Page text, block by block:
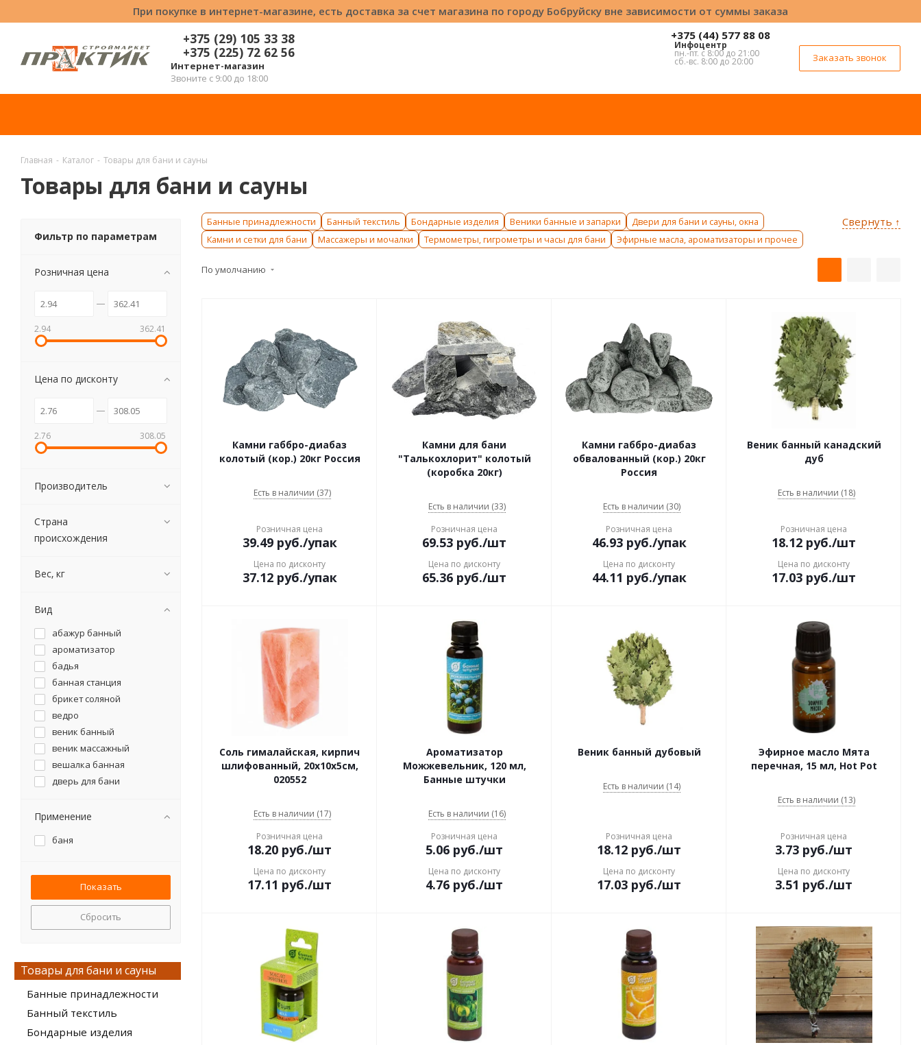
При покупке в интернет-магазине, есть доставка за счет магазина по городу Бобруйску вне зависимости от суммы заказа
+375 (29) 105 33 38
+375 (225) 72 62 56
Интернет-магазин
Звоните с 9:00 до 18:00
+375 (44) 577 88 08
Инфоцентр
пн.-пт. с 8:00 до 21:00
сб.-вс. 8:00 до 20:00 Заказать звонок
Главная - Каталог - Товары для бани и сауны
Товары для бани и сауны
Свернуть ↑
Банные принадлежности Банный текстиль Бондарные изделия Веники банные и запарки
Двери для бани и сауны, окна
Камни и сетки для бани
Массажеры и мочалки Термометры, гигрометры и часы для бани Эфирные масла, ароматизаторы и прочее
По умолчанию
Камни габбро-диабаз
колотый (кор.) 20кг Россия
Есть в наличии (37)
Розничная цена
39.49руб./упак
Цена по дисконту
37.12руб./упак
Камни для бани
"Талькохлорит" колотый
(коробка 20кг)
Есть в наличии (33)
Розничная цена
69.53 руб./шт
Цена по дисконту
65.36 руб./шт
Камни габбро-диабаз
обвалованный (кор.) 20кг
Россия
Есть в наличии (30)
Розничная цена
46.93руб./упак
Цена по дисконту
44.11 руб./упак
Веник банный канадский
дуб
Есть в наличии (18)
Розничная цена
18.12 руб./шт
Цена по дисконту
17.03 руб./шт
Соль гималайская, кирпич
шлифованный, 20х10х5см,
020552
Есть в наличии (17)
Розничная цена
18.20 руб./шт
Цена по дисконту
17.11 руб./шт
Ароматизатор
Можжевельник, 120 мл,
Банные штучки
Есть в наличии (16)
Розничная цена
5.06 руб./шт
Цена по дисконту
4.76 руб./шт
Веник банный дубовый
Есть в наличии (14)
Розничная цена
18.12 руб./шт
Цена по дисконту
17.03 руб./шт
Эфирное масло Мята
перечная, 15 мл, Hot Pot
Есть в наличии (13)
Розничная цена
3.73 руб./шт
Цена по дисконту
3.51 руб./шт
Фильтр по параметрам
Розничная цена
2.94 362.41
Цена по дисконту
2.76 308.05
Производитель
Страна
происхождения
Вес, кг
Вид
абажур банный
ароматизатор
бадья
банная станция
брикет соляной
ведро
веник банный
веник массажный
вешалка банная
дверь для бани
запарник
камни для бани
масло эфирное
массажер
набор для бани
накидка для мужчин
парео
пемза
подголовник банный
Применение
баня
Сбросить
Товары для бани и сауны
Банные принадлежности
Банный текстиль
Бондарные изделия